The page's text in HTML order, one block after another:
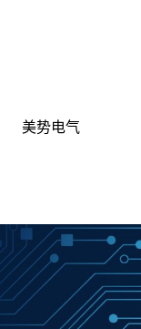
美势电气